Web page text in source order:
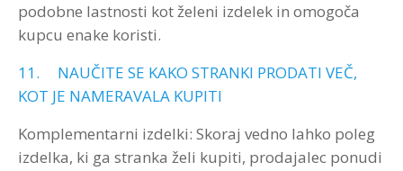
podobne lastnosti kot želeni izdelek in omogoča
kupcu enake koristi.
11. NAUČITE SE KAKO STRANKI PRODATI VEČ,
KOT JE NAMERAVALA KUPITI
Komplementarni izdelki: Skoraj vedno lahko poleg
izdelka, ki ga stranka želi kupiti, prodajalec ponudi